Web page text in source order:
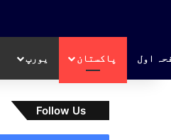
اول پاکستان یورپ
Follow Us